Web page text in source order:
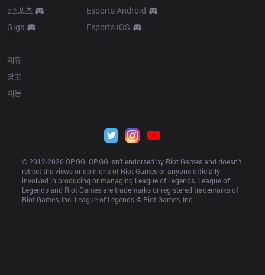
e스포츠
Gigs
Esports Android
Esports iOS
제휴
광고
채용
© 2012-2026 OP.GG. OP.GG isn’t endorsed by Riot Games and doesn’t
reflect the views or opinions of Riot Games or anyone officially
involved in producing or managing League of Legends. League of
Legends and Riot Games are trademarks or registered trademarks of
Riot Games, Inc. League of Legends © Riot Games, Inc.